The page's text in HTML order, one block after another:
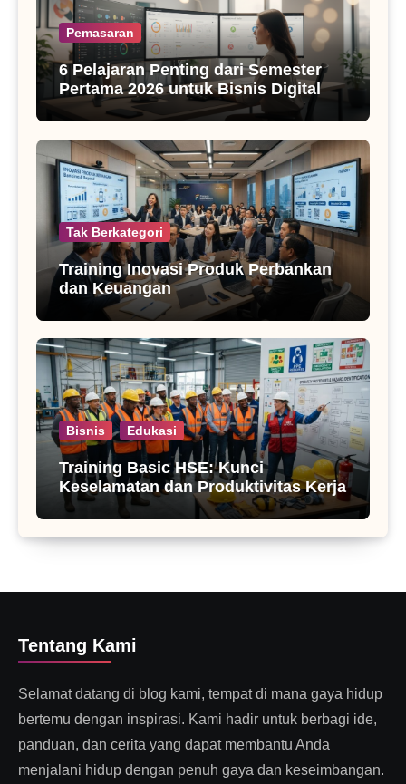
Pemasaran
6 Pelajaran Penting dari Semester
Pertama 2026 untuk Bisnis Digital
Tak Berkategori
Training Inovasi Produk Perbankan
dan Keuangan
Bisnis Edukasi
Training Basic HSE: Kunci
Keselamatan dan Produktivitas Kerja
Tentang Kami
Selamat datang di blog kami, tempat di mana gaya hidup
bertemu dengan inspirasi. Kami hadir untuk berbagi ide,
panduan, dan cerita yang dapat membantu Anda
menjalani hidup dengan penuh gaya dan keseimbangan.